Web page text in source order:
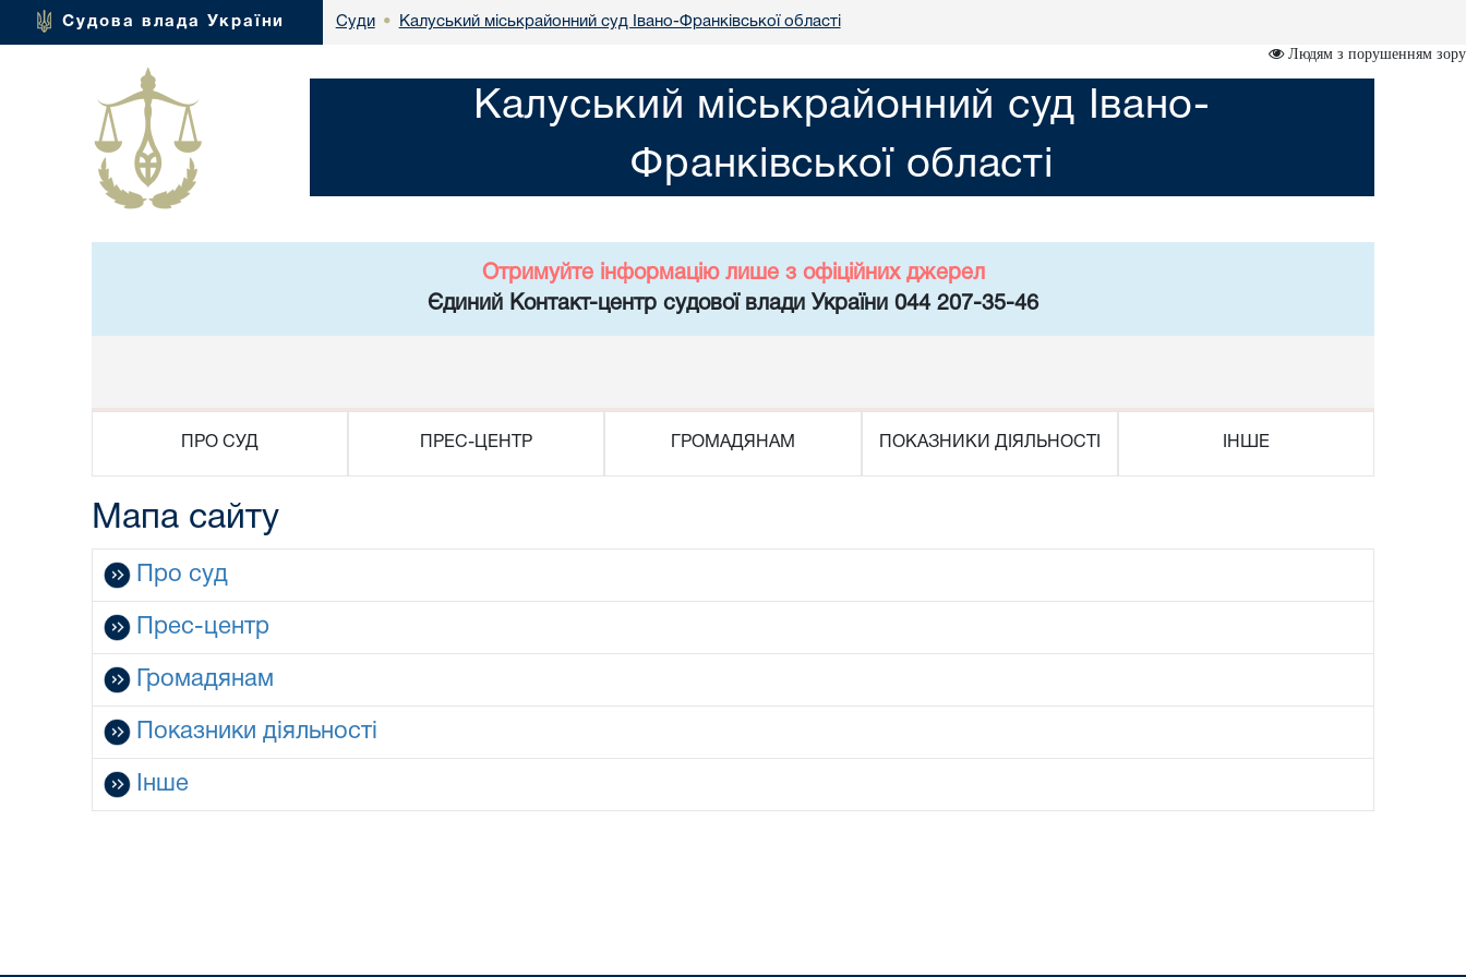
Судова влада України Суди • Калуський міськрайонний суд Івано-Франківської області
Людям з порушенням зору
Калуський міськрайонний суд Івано-
Франківської області
Отримуйте інформацію лише з офіційних джерел
Єдиний Контакт-центр судової влади України 044 207-35-46
ПРО СУД ПРЕС-ЦЕНТР ГРОМАДЯНАМ ПОКАЗНИКИ ДІЯЛЬНОСТІ ІНШЕ
Мапа сайту
Про суд
Прес-центр
Громадянам
Показники діяльності
Інше